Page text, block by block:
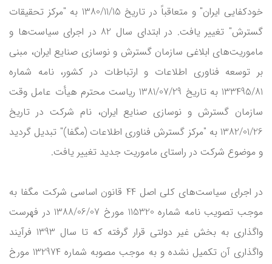
خودکفایی ‌ایران" و متعاقباً در تاریخ 1380/11/15 به "مرکز تحقیقات
‌گسترش" تغییر یافت. در ابتدای سال 82 در اجرای سیاست‌ها و
ماموریت‌های ابلاغی سازمان گسترش و نوسازی صنایع ایران، مبنی
بر توسعه فناوری اطلاعات و ارتباطات در کشور، نامه شماره
133495/81 به تاریخ 1381/07/29 ریاست محترم هیأت عامل وقت
سازمان گسترش و نوسازی صنایع ایران، نام شرکت در تاریخ
1382/01/26 به "مرکز گسترش فناوری ‌اطلاعات (مگفا)" تبدیل گردید
و موضوع شرکت در راستای ماموریت جدید تغییر یافت.
در اجرای سیاست‌های کلی اصل 44 قانون اساسی شرکت مگفا به
موجب تصویب نامه شماره 115320 مورخ 1388/06/07 در فهرست
واگذاری به بخش غیر دولتی قرار گرفته که تا سال 1393 فرآیند
واگذاری آن تکمیل نشده و به موجب مصوبه شماره 132974 مورخ